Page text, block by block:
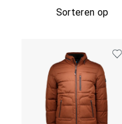
Sorteren op